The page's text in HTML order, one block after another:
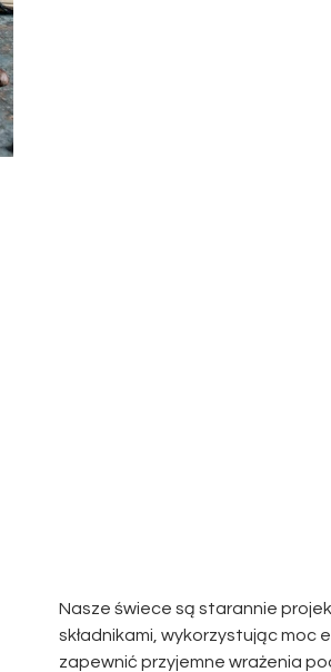
Nasze świece są starannie
składnikami, wykorzystując moc
zapewnić przyjemne wrażenia